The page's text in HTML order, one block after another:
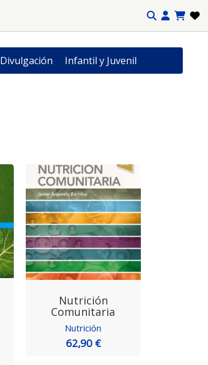
Divulgación Infantil y Juvenil
Nutrición
Comunitaria
Nutrición
62,90 €